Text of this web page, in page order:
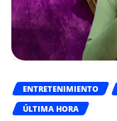
ENTRETENIMIENTO
ÚLTIMA HORA